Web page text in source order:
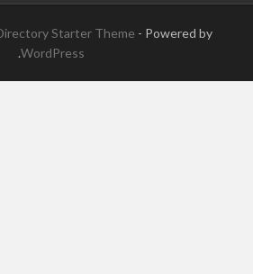
Starter Theme - Powered by
WordPress
.